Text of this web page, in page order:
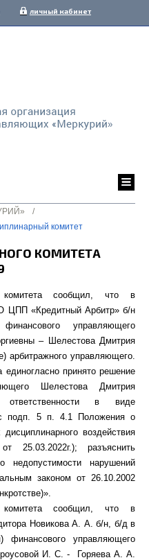
личный кабинет
/
комитет
КОМИТЕТА
комитета сообщил, что в
ЦПП «Кредитный Арбитр» б/н
управляющего
– Шелестова Дмитрия
арбитражного управляющего.
единогласно принято решение
Шелестова Дмитрия
в виде
с подп. 5 п. 4.1 Положения о
воздействия
25.03.2022г.); разъяснить
нарушений
законом от 26.10.2002
комитета сообщил, что в
Новикова А. А. б/н, б/д в
финансового управляющего
И. С. - Горяева А. А.